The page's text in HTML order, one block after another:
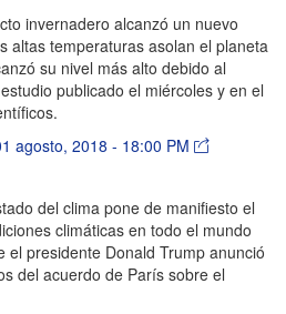
invernadero alcanzó un nuevo
altas temperaturas asolan el planeta
su nivel más alto debido al
publicado el miércoles y en el
agosto, 2018 - 18:00 PM
del clima pone de manifiesto el
climáticas en todo el mundo
el presidente Donald Trump anunció
del acuerdo de París sobre el